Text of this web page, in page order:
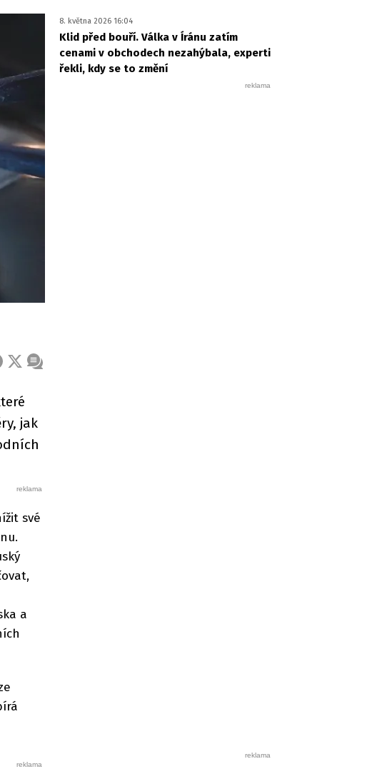
X ZPRÁVA
jak
své
a
8. května 2026 16:04
Klid před bouří. Válka v Íránu zatím
cenami v obchodech nezahýbala, experti
řekli, kdy se to změní